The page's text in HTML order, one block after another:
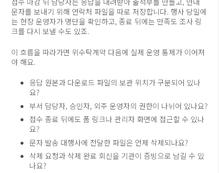
문자를 보내기 위해 연락처 파일을 따로 저장합니다. 행사 당일에
는 현장 운영자가 명단을 확인하고, 종료 뒤에는 만족도 조사 링
크를 다시 보낼 수도 있죠.
이 흐름을 따라가면 위수탁계약 다음에 실제 운영 통제가 이어져
야 해요.
응답 원본과 다운로드 파일의 보관 위치가 구분되어 있나
요?
부서 담당자, 승인자, 외주 운영자의 권한이 나뉘어 있나요?
접수 종료 뒤에도 폼 링크나 관리자 화면에 접근할 수 있나
요?
문자 발송 대행사에 전달한 파일은 언제 삭제되나요?
삭제 요청과 삭제 완료 회신을 기관이 증빙으로 남길 수 있
나요?